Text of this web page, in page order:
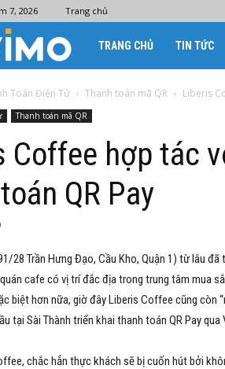
7, 2026 Trang chủ
điện
Vimo
TRANG CHỦ TIN TỨC
Toán Điện Tử Thanh toán mã QR Liberis
Thanh toán mã QR
Coffee hợp tác
QR Pay
28 Trần Hưng Đạo, Cầu Kho, Quận 1) từ lâu đã
cafe có vị trí đắc địa trong trung tâm mua
biệt hơn nữa, giờ đây Liberis Coffee cũng còn
tại Sài Thành triển khai thanh toán QR Pay qua
chắc hẳn thực khách sẽ bị cuốn hút bởi